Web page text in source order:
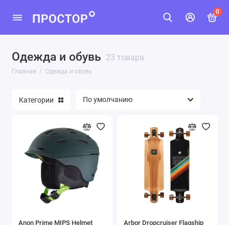
0
Одежда и обувь 23 товара
Главная Одежда и обувь
Категории
Anon Prime MIPS Helmet Arbor Dropcruiser Flagship